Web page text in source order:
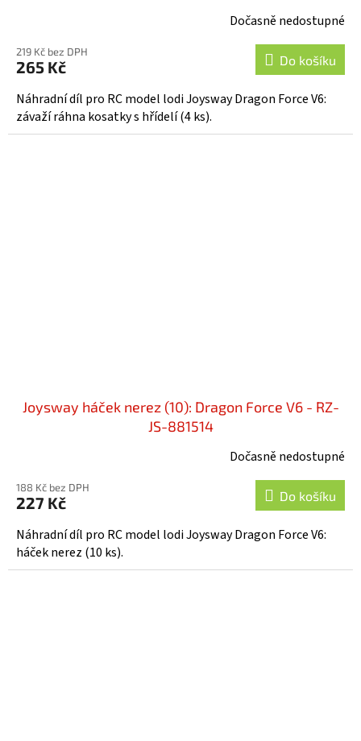
Dočasně nedostupné
219 Kč bez DPH
265 Kč Do košíku
Náhradní díl pro RC model lodi Joysway Dragon Force V6:
závaží ráhna kosatky s hřídelí (4 ks).
Joysway háček nerez (10): Dragon Force V6 - RZ-
JS-881514
Dočasně nedostupné
188 Kč bez DPH
227 Kč Do košíku
Náhradní díl pro RC model lodi Joysway Dragon Force V6:
háček nerez (10 ks).